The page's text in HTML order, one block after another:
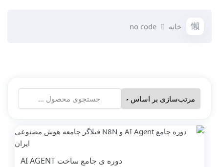
خانه no code
دوره ی جامع ساخت AI AGENT